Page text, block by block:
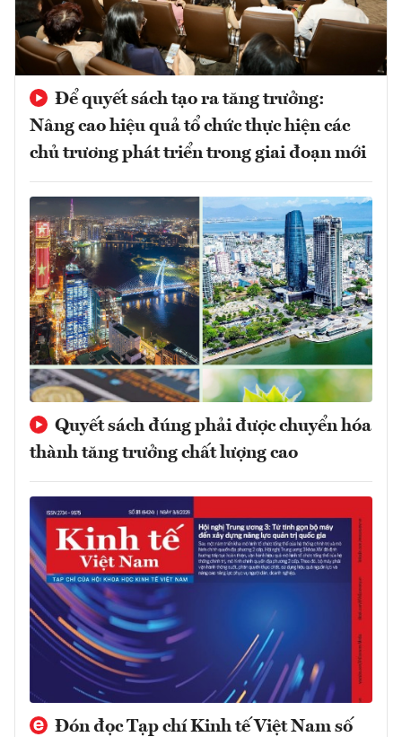
Để quyết sách tạo ra tăng trưởng:
Nâng cao hiệu quả tổ chức thực hiện các
chủ trương phát triển trong giai đoạn mới
Quyết sách đúng phải được chuyển hóa
thành tăng trưởng chất lượng cao
Đón đọc Tạp chí Kinh tế Việt Nam số